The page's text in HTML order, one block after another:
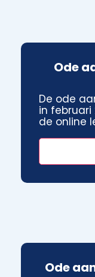
Ode
De ode
in februari
de online
Ode